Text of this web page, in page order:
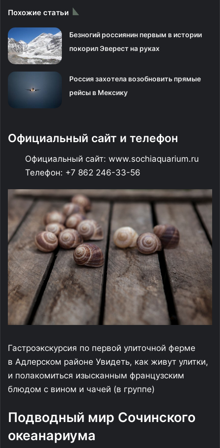
Похожие статьи
Безногий россиянин первым в истории
покорил Эверест на руках
Россия захотела возобновить прямые
рейсы в Мексику
Официальный сайт и телефон
Официальный сайт: www.sochiaquarium.ru
Телефон: +7 862 246-33-56
Гастроэкскурсия по первой улиточной ферме
в Адлерском районе Увидеть, как живут улитки,
и полакомиться изысканным французским
блюдом с вином и чачей (в группе)
Подводный мир Сочинского
океанариума